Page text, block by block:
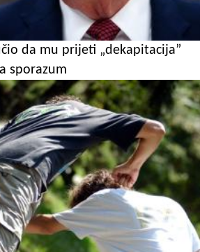
da mu prijeti „dekapitacija”
sporazum